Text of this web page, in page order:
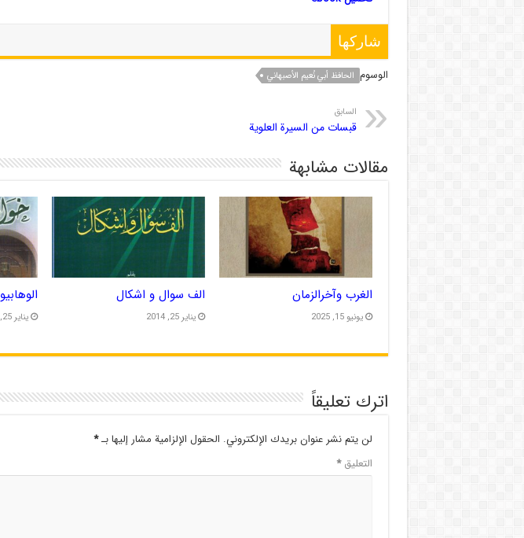
شاركها
الوسوم الحافظ أبي نُعيم الأصبهاني
السابق
قبسات من السیرة العلویة
مقالات مشابهة
الغرب وآخرالزمان
يونيو 15, 2025
الف سوال و اشکال
يناير 25, 2014 يناير 25, 2014
اترك تعليقاً
لن يتم نشر عنوان بريدك الإلكتروني. الحقول الإلزامية مشار إليها بـ*
التعليق*